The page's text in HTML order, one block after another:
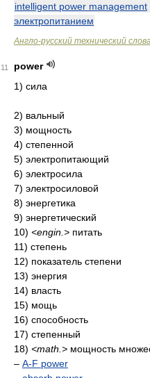
intelligent power management
электропитанием
Англо-русский технический
11
power
1) сила
2) вальный
3) мощность
4) степенной
5) электропитающий
6) электросила
7) электросиловой
8) энергетика
9) энергетический
10) <engin.> питать
11) степень
12) показатель степени
13) энергия
14) власть
15) мощь
16) способность
17) степенный
18) <math.> мощность
– A-F power